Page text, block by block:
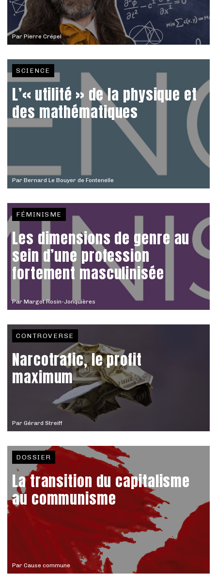
ParPierre Crépel
Par Bernard Le Bouyer de Fontenelle
SCIENCE
L’« utilité » de la physique et
des mathématiques
Par Margot Rosin-Jonquières
FÉMINISME
Les dimensions de genre au
sein d’une profession
fortement masculinisée
Par Gérard Streiff
CONTROVERSE
Narcotrafic, le profit
maximum
Par Cause commune
DOSSIER
La transition du capitalisme
au communisme